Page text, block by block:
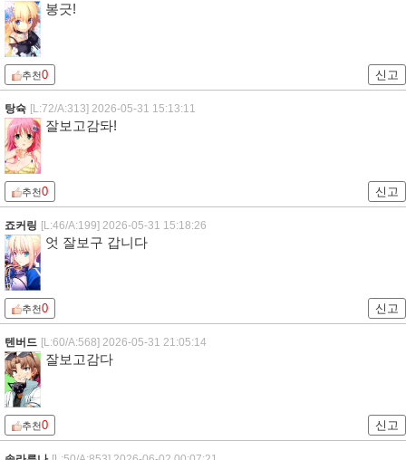
봉긋!
추천0 신고
탕슉 [L:72/A:313] 2026-05-31 15:13:11
잘보고감돠!
추천0 신고
죠커링 [L:46/A:199] 2026-05-31 15:18:26
엇 잘보구 갑니다
추천0 신고
텐버드 [L:60/A:568] 2026-05-31 21:05:14
잘보고감다
추천0 신고